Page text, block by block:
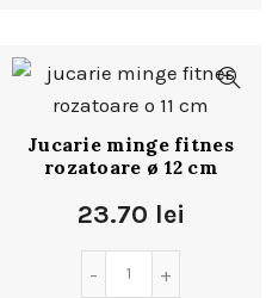
Jucarie minge fitnes
rozatoare ø 12 cm
23.70 lei